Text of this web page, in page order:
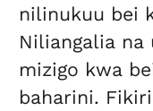
nilinukuu bei
Niliangalia na
mizigo kwa
baharini.